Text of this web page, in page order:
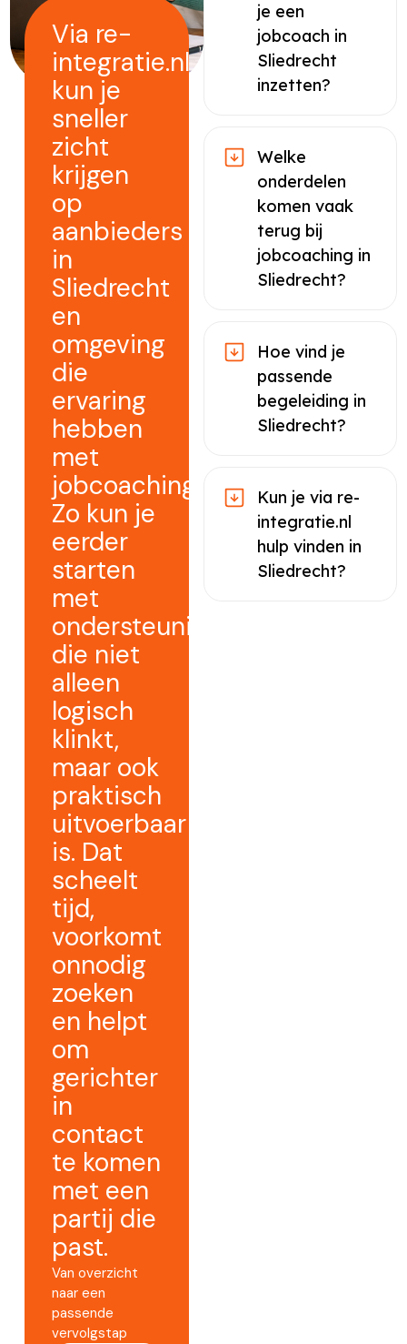
Via re-
integratie.nl
kun je
sneller
zicht
krijgen
op
aanbieders
in
Sliedrecht
en
omgeving
die
ervaring
hebben
met
jobcoaching.
Zo kun je
eerder
starten
met
ondersteuning
die niet
alleen
logisch
klinkt,
maar ook
praktisch
uitvoerbaar
is. Dat
scheelt
tijd,
voorkomt
onnodig
zoeken
en helpt
om
gerichter
in
contact
te komen
met een
partij die
past.
Van overzicht
naar een
passende
vervolgstap
je een
jobcoach in
Sliedrecht
inzetten?
Welke
onderdelen
komen vaak
terug bij
jobcoaching in
Sliedrecht?
Hoe vind je
passende
begeleiding in
Sliedrecht?
Kun je via re-
integratie.nl
hulp vinden in
Sliedrecht?